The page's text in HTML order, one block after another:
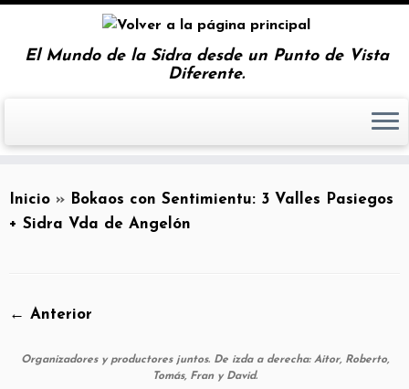
El Mundo de la Sidra desde un Punto de Vista
Diferente.
Inicio » Bokaos con Sentimientu: 3 Valles Pasiegos
+ Sidra Vda de Angelón
← Anterior
Organizadores y productores juntos. De izda a derecha: Aitor, Roberto,
Tomás, Fran y David.